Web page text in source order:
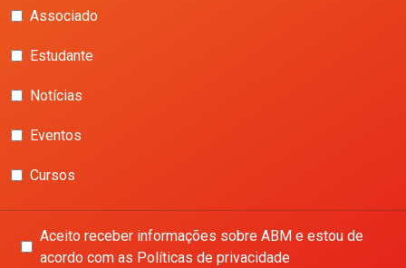
Associado
Estudante
Notícias
Eventos
Cursos
Aceito receber informações sobre ABM e estou de
acordo com as Políticas de privacidade